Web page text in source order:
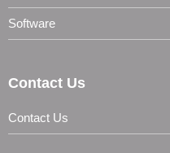
Software
Contact Us
Contact Us